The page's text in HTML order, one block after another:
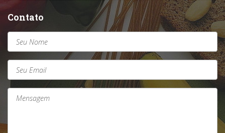
Contato